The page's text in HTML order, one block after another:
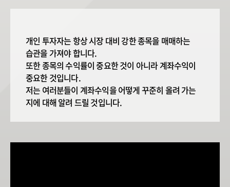
개인 투자자는 항상 시장 대비 강한 종목을 매매하는
습관을 가져야 합니다.
또한 종목의 수익률이 중요한 것이 아니라 계좌수익이
중요한 것입니다.
저는 여러분들이 계좌수익을 어떻게 꾸준히 올려 가는
지에 대해 알려 드릴 것입니다.